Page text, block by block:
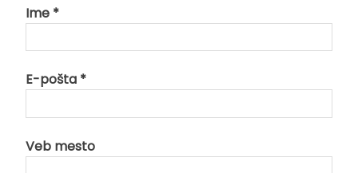
Ime *
E-pošta *
Veb mesto